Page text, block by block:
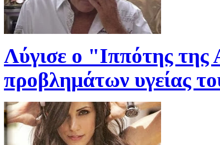
Λύγισε ο "Ιππότης
προβλημάτων υγείας